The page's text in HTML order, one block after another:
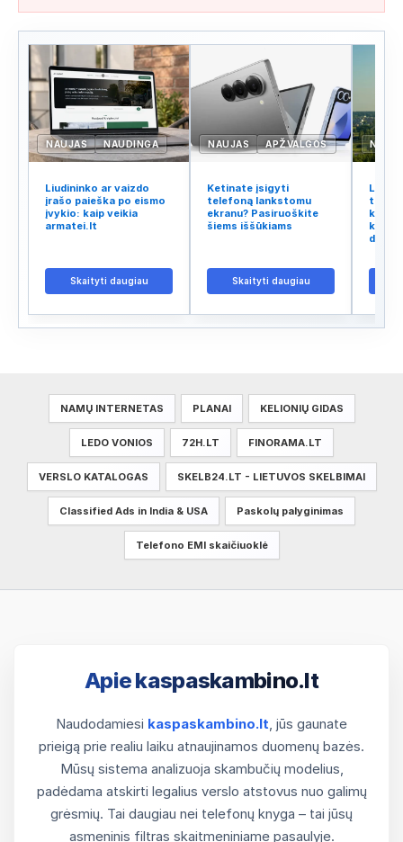
NAUJAS NAUDINGA
Liudininko ar vaizdo
įrašo paieška po eismo
įvykio: kaip veikia
armatei.lt
Skaityti daugiau
NAUJAS APŽVALGOS
Ketinate įsigyti
telefoną lankstomu
ekranu? Pasiruoškite
šiems iššūkiams
Skaityti daugiau
tinklo
kodėl
kalba
NAMŲ INTERNETAS PLANAI KELIONIŲ GIDAS
LEDO VONIOS 72H.LT FINORAMA.LT
VERSLO KATALOGAS SKELB24.LT - LIETUVOS SKELBIMAI
Classified Ads in India & USA Paskolų palyginimas
Telefono EMI skaičiuoklė
Apie kaspaskambino.lt
Naudodamiesi kaspaskambino.lt, jūs gaunate
prieigą prie realiu laiku atnaujinamos duomenų bazės.
Mūsų sistema analizuoja skambučių modelius,
padėdama atskirti legalius verslo atstovus nuo galimų
grėsmių. Tai daugiau nei telefonų knyga – tai jūsų
asmeninis filtras skaitmeniniame pasaulyje.